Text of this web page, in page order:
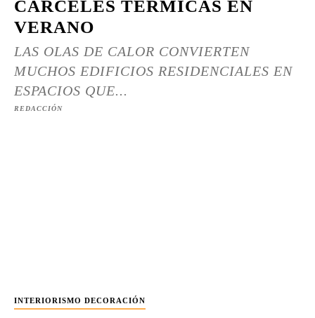
CÁRCELES TÉRMICAS EN
VERANO
LAS OLAS DE CALOR CONVIERTEN
MUCHOS EDIFICIOS RESIDENCIALES EN
ESPACIOS QUE...
REDACCIÓN
INTERIORISMO DECORACIÓN